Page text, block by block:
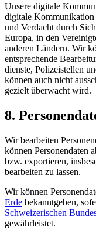
Unsere digitale
digitale Kommunikation
und Verdacht durch
Europa, in den
anderen Ländern. Wir
entsprechende
dienste, Polizei­stellen
können auch nicht
gezielt überwacht wird.
8.
Wir bearbeiten
können Personendaten
bzw. exportieren,
bearbeiten zu lassen.
Wir können
Erde bekanntgeben,
Schweizerischen
gewährleistet.